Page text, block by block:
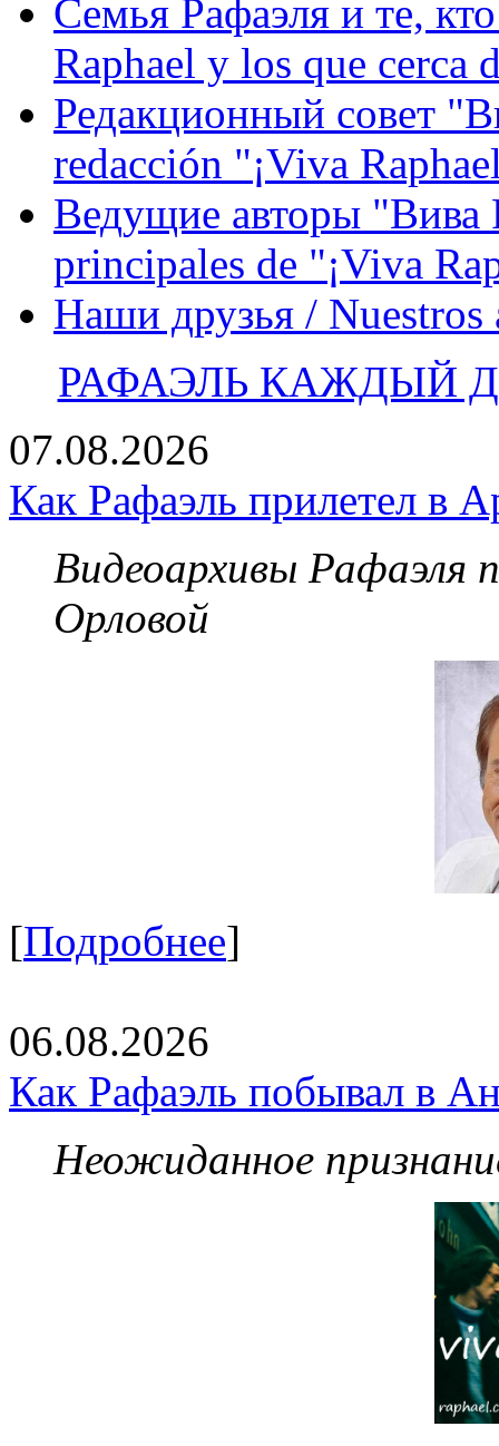
Семья Рафаэля и те,
Raphael y los que cerca
Редакционный совет
redacción "¡Viva
Ведущие авторы "Вива
principales de "¡Viva
Наши друзья / Nuestros
РАФАЭЛЬ КАЖДЫЙ
07.08.2026
Как Рафаэль прилетел в
Видеоархивы Рафаэля
Орловой
[Подробнее]
06.08.2026
Как Рафаэль побывал в
Неожиданное